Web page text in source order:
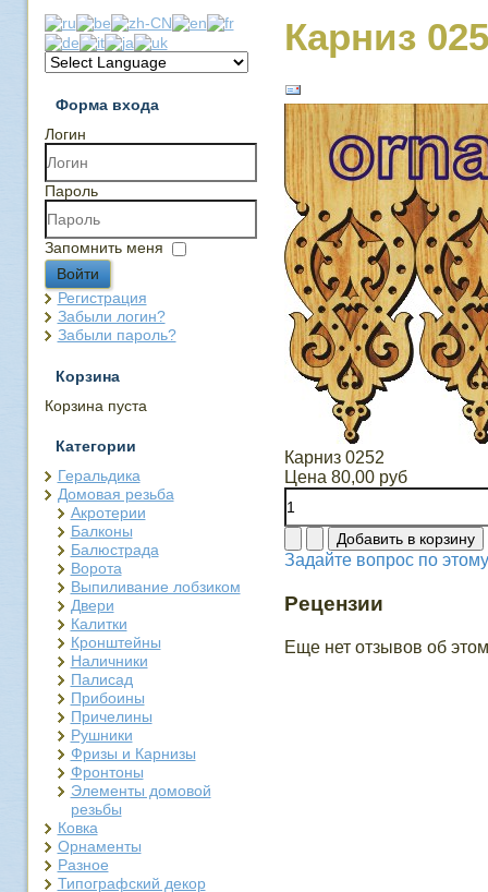
Форма входа
Логин
Пароль
Запомнить меня
Войти
Регистрация
Забыли логин?
Забыли пароль?
Корзина
Корзина пуста
Категории
Геральдика
Домовая резьба
Акротерии
Балконы
Балюстрада
Ворота
Выпиливание лобзиком
Двери
Калитки
Кронштейны
Наличники
Палисад
Прибоины
Причелины
Рушники
Фризы и Карнизы
Фронтоны
Элементы домовой
резьбы
Ковка
Орнаменты
Разное
Типографский декор
Карниз
Карниз 0252
Цена 80,00 руб
Задайте вопрос по
Рецензии
Еще нет отзывов об